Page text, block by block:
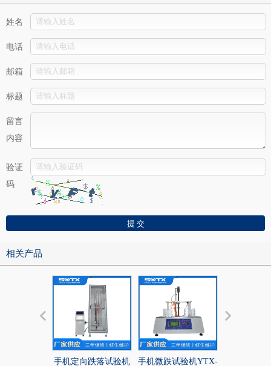
姓名
电话
邮箱
标题
留言
内容
验证
码
相关产品
手机定向跌落试验机 手机微跌试验机YTX-